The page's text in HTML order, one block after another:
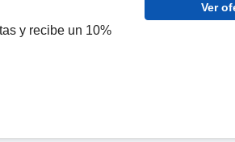
y recibe un 10%
Ver